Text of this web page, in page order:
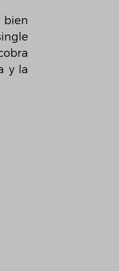
bien
y la